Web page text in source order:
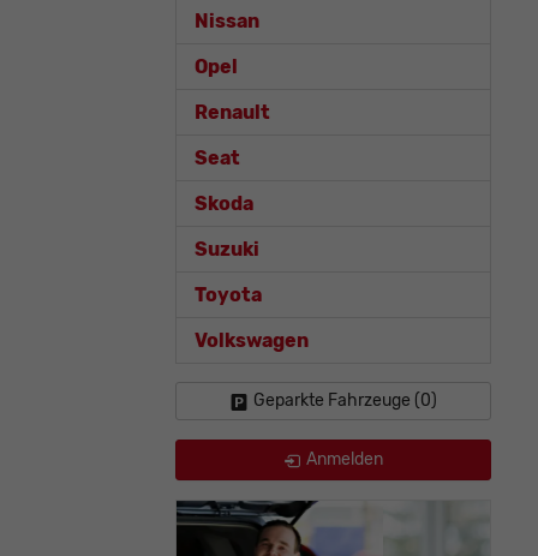
Nissan
Opel
Renault
Seat
Skoda
Suzuki
Toyota
Volkswagen
Geparkte Fahrzeuge (0)
Anmelden